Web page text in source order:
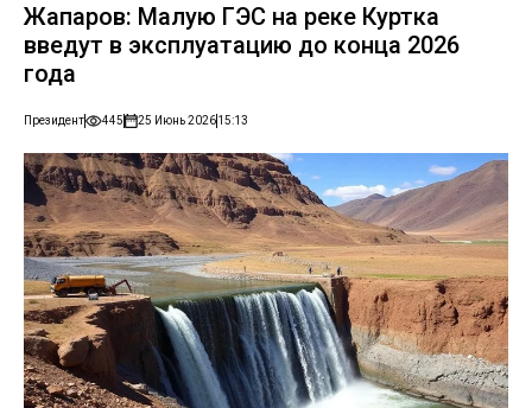
Жапаров: Малую ГЭС на реке Куртка
введут в эксплуатацию до конца 2026
года
Президент 445 25 Июнь 202615:13